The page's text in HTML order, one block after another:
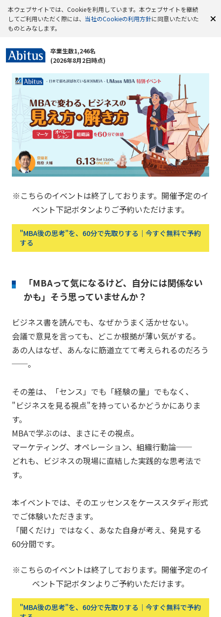
本ウェブサイトでは、Cookieを利用しています。本ウェブサイトを継続
してご利用いただく際には、 当社のCookieの利用方針に同意いただいた
ものとみなします。
卒業生数1,246名
(2026年8月2日時点)
※こちらのイベントは終了しております。開催予定のイ
ベント下記ボタンよりご予約いただけます。
"MBA後の思考"を、60分で先取りする｜今すぐ無料で予約
する
「MBAって気になるけど、自分には関係ない
かも」そう思っていませんか？
ビジネス書を読んでも、なぜかうまく活かせない。
会議で意見を言っても、どこか根拠が薄い気がする。
あの人はなぜ、あんなに筋道立てて考えられるのだろう
──。
その差は、「センス」でも「経験の量」でもなく、
"ビジネスを見る視点"を持っているかどうかにありま
す。
MBAで学ぶのは、まさにその視点。
マーケティング、オペレーション、組織行動論──
どれも、ビジネスの現場に直結した実践的な思考法で
す。
本イベントでは、そのエッセンスをケーススタディ形式
でご体験いただきます。
「聞くだけ」ではなく、あなた自身が考え、発見する
60分間です。
※こちらのイベントは終了しております。開催予定のイ
ベント下記ボタンよりご予約いただけます。
"MBA後の思考"を、60分で先取りする｜今すぐ無料で予約